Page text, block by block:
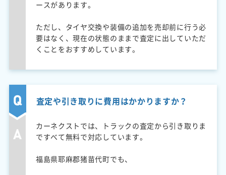
ースがあります。
ただし、タイヤ交換や装備の追加を売却前に行う必
要はなく、現在の状態のままで査定に出していただ
くことをおすすめしています。
査定や引き取りに費用はかかりますか？
カーネクストでは、トラックの査定から引き取りま
ですべて無料で対応しています。
福島県耶麻郡猪苗代町でも、